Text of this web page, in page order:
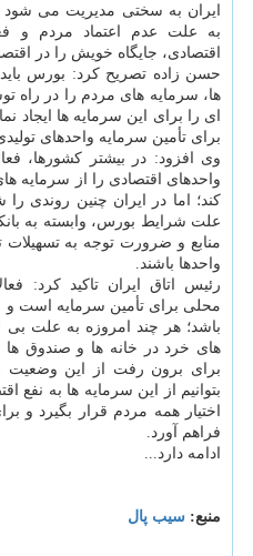
ایران به سختی مدیریت می
به علت عدم اعتماد مردم و
اقتصادی، جایگاه خویش را در
حسن زاده تصریح کرد: بورس باید
ها، سرمایه های مردم را در راه
ای را برای این سرمایه ها ایجاد
برای تأمین سرمایه واحدهای
وی افزود: در بیشتر کشورها،
واحدهای اقتصادی را از سرمایه
کند؛ اما در ایران چنین روندی را
علت شرایط بورس، وابسته به
منابع و ضرورت توجه به تسهیلات
واحدها باشند.
رئیس اتاق ایران تاکید کرد:
محلی برای تأمین سرمایه است و
باشد؛ هر چند امروزه به علت بی
های خرد در خانه ها و صندوق
برای برون رفت از این وضعیت
بتوانیم از این سرمایه ها به نفع
اختیار همه مردم قرار بگیرد و
فراهم آورد.
ادامه دارد...
منبع: سیب پال